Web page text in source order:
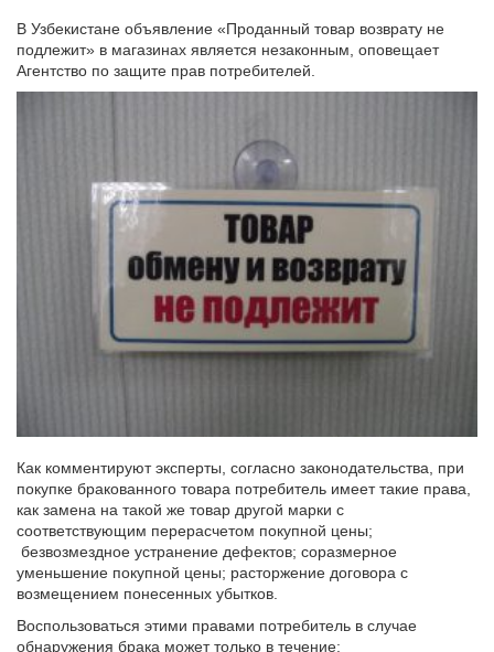
В Узбекистане объявление «Проданный товар возврату не
подлежит» в магазинах является незаконным, оповещает
Агентство по защите прав потребителей.
Как комментируют эксперты, согласно законодательства, при
покупке бракованного товара потребитель имеет такие права,
как замена на такой же товар другой марки с
соответствующим перерасчетом покупной цены;
безвозмездное устранение дефектов; соразмерное
уменьшение покупной цены; расторжение договора с
возмещением понесенных убытков.
Воспользоваться этими правами потребитель в случае
обнаружения брака может только в течение: